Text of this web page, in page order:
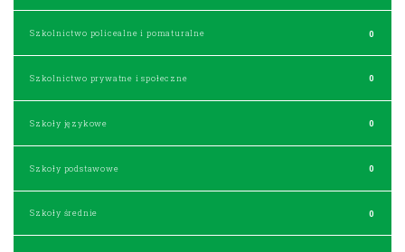
Szkolnictwo policealne i pomaturalne 0
Szkolnictwo prywatne i społeczne 0
Szkoły językowe 0
Szkoły podstawowe 0
Szkoły średnie 0